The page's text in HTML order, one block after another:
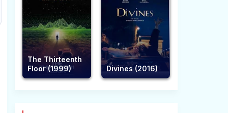
The Thirteenth
Floor (1999)
Divines (2016)